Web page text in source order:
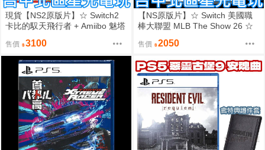
現貨【NS2原版片】☆ Switch2
卡比的馭天飛行者 + Amiibo 魅塔
【星光】
售價 3100
【NS原版片】☆ Switch 美國職
棒大聯盟 MLB The Show 26 ☆
售價 2050